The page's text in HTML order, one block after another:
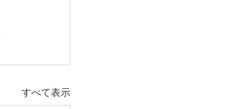
すべて表示